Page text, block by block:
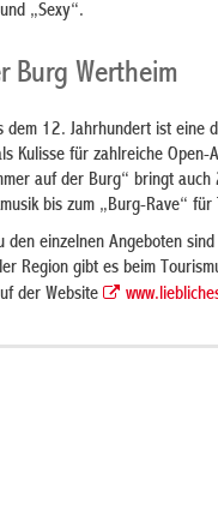
„Sexy“.
Burg Wertheim
dem 12. Jahrhundert ist eine
Kulisse für zahlreiche
auf der Burg“ bringt
bis zum „Burg-Rave“ für
den einzelnen Angeboten
Region gibt es beim
der Website